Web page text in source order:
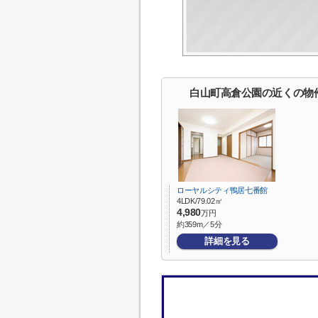
白山町高倉公園の近くの物
ローヤルシティ鴨居七番館
4LDK/79.02㎡
4,980万円
約359m／5分
詳細を見る